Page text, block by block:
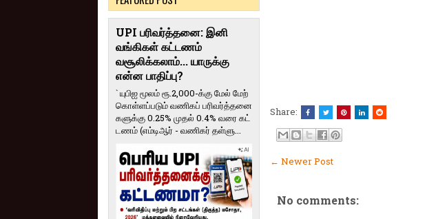
Share:
← Newer Post
No comments:
UPI பரிவர்த்தனை: இனி
வங்கிகள் கட்டணம்
வசூலிக்கலாம்... யாருக்கு
என்ன பாதிப்பு?
` யுபிஐ மூலம் ரூ.2,000-க்கு மேல் மேற்​
கொள்​ளப்​படும் வணி​கப் பரிவர்த்​தனை​
களுக்கு 0.25% முதல் 0.4% வரை கட்​
ட​ணம் (எம்​டிஆர் - வணி​கர் தள்​ளு...